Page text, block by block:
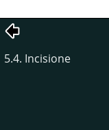
5.4. Incisione